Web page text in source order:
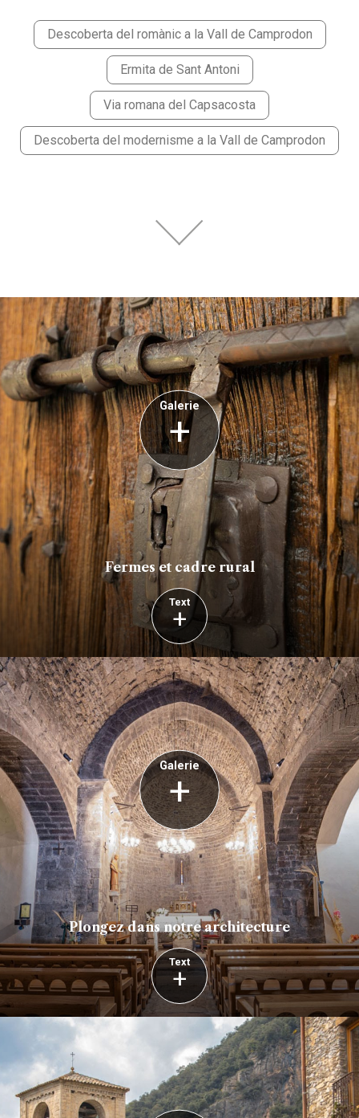
Descoberta del romànic a la Vall de Camprodon
Ermita de Sant Antoni
Via romana del Capsacosta
Descoberta del modernisme a la Vall de Camprodon
Galerie
+
Fermes et cadre rural
Text
+
Galerie
+
Plongez dans notre architecture
Text
+